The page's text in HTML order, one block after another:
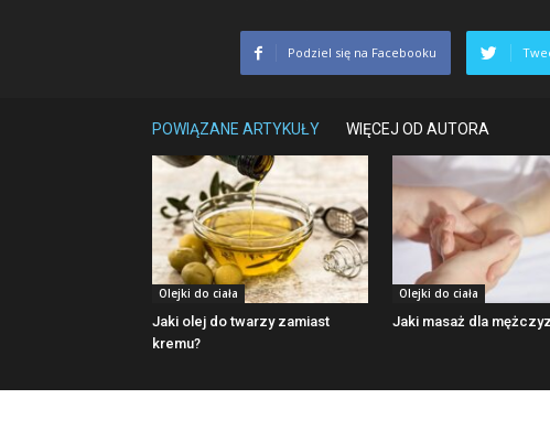
Podziel się na Facebooku
POWIĄZANE ARTYKUŁY WIĘCEJ OD AUTORA
Olejki do ciała
Jaki olej do twarzy zamiast
kremu?
Olejki do ciała
Jaki masaż dla